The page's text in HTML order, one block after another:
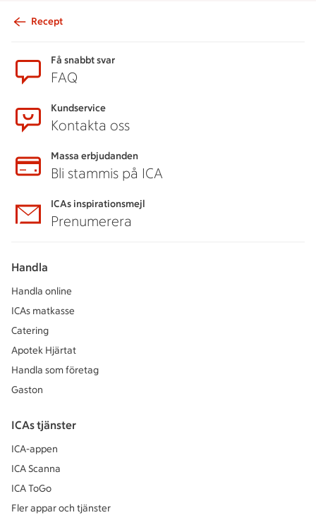
Recept
Få snabbt svar
FAQ
Kundservice
Kontakta oss
Massa erbjudanden
Bli stammis på ICA
ICAs inspirationsmejl
Prenumerera
Handla
Handla online
ICAs matkasse
Catering
Apotek Hjärtat
Handla som företag
Gaston
ICAs tjänster
ICA-appen
ICA Scanna
ICA ToGo
Fler appar och tjänster